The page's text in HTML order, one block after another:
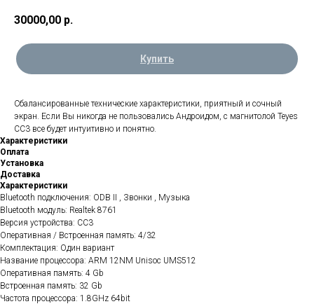
30000,00 р.
Купить
Сбалансированные технические характеристики, приятный и сочный
экран. Если Вы никогда не пользовались Андроидом, с магнитолой Teyes
CC3 все будет интуитивно и понятно.
Характеристики
Оплата
Установка
Доставка
Характеристики
Bluetooth подключения: ODB II , Звонки , Музыка
Bluetooth модуль: Realtek 8761
Версия устройства: CC3
Оперативная / Встроенная память: 4/32
Комплектация: Один вариант
Название процессора: ARM 12NM Unisoc UMS512
Оперативная память: 4 Gb
Встроенная память: 32 Gb
Частота процессора: 1.8GHz 64bit